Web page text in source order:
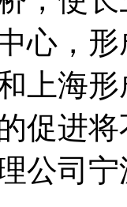
心，
上海
促进
公司